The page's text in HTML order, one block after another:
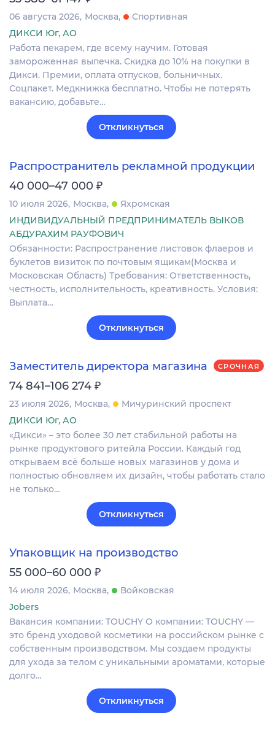
06 августа 2026 Москва
Спортивная
ДИКСИ Юг, АО
Работа пекарем, где всему научим. Готовая
замороженная выпечка. Скидка до 10% на покупки в
Дикси. Премии, оплата отпусков, больничных.
Соцпакет. Медкнижка бесплатно. Чтобы не потерять
вакансию, добавьте…
Откликнуться
Распространитель рекламной продукции
40 000–47 000 ₽
10 июля 2026 Москва
Яхромская
ИНДИВИДУАЛЬНЫЙ ПРЕДПРИНИМАТЕЛЬ ВЫКОВ
АБДУРАХИМ РАУФОВИЧ
Обязанности: Распространение листовок флаеров и
буклетов визиток по почтовым ящикам(Москва и
Московская Область) Требования: Ответственность,
честность, исполнительность, креативность. Условия:
Выплата…
Откликнуться
Заместитель директора магазина СРОЧНАЯ
74 841–106 274 ₽
23 июля 2026 Москва
Мичуринский проспект
ДИКСИ Юг, АО
«Дикси» – это более 30 лет стабильной работы на
рынке продуктового ритейла России. Каждый год
открываем всё больше новых магазинов у дома и
полностью обновляем их дизайн, чтобы работать стало
не только…
Откликнуться
Упаковщик на производство
55 000–60 000 ₽
14 июля 2026 Москва
Войковская
Jobers
Вакансия компании: TOUCHY О компании: TOUCHY —
это бренд уходовой косметики на российском рынке с
собственным производством. Мы создаем продукты
для ухода за телом с уникальными ароматами, которые
долго…
Откликнуться